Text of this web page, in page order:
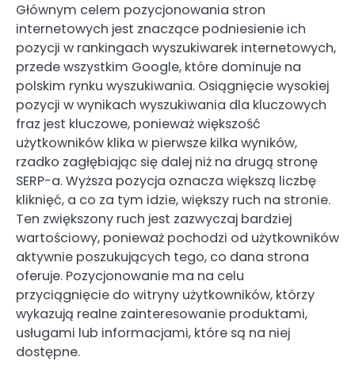
Głównym celem pozycjonowania stron
internetowych jest znaczące podniesienie ich
pozycji w rankingach wyszukiwarek internetowych,
przede wszystkim Google, które dominuje na
polskim rynku wyszukiwania. Osiągnięcie wysokiej
pozycji w wynikach wyszukiwania dla kluczowych
fraz jest kluczowe, ponieważ większość
użytkowników klika w pierwsze kilka wyników,
rzadko zagłębiając się dalej niż na drugą stronę
SERP-a. Wyższa pozycja oznacza większą liczbę
kliknięć, a co za tym idzie, większy ruch na stronie.
Ten zwiększony ruch jest zazwyczaj bardziej
wartościowy, ponieważ pochodzi od użytkowników
aktywnie poszukujących tego, co dana strona
oferuje. Pozycjonowanie ma na celu
przyciągnięcie do witryny użytkowników, którzy
wykazują realne zainteresowanie produktami,
usługami lub informacjami, które są na niej
dostępne.